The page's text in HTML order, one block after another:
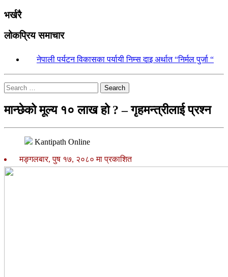
भर्खरै
लोकप्रिय समाचार
नेपाली पर्यटन विकासका पर्यायी निम्स दाइ अर्थात “निर्मल पुर्जा “
Search
मान्छेको मूल्य १० लाख हो ? – गृहमन्त्रीलाई प्रश्न
Kantipath Online
मङ्गलबार, पुष १७, २०८० मा प्रकाशित